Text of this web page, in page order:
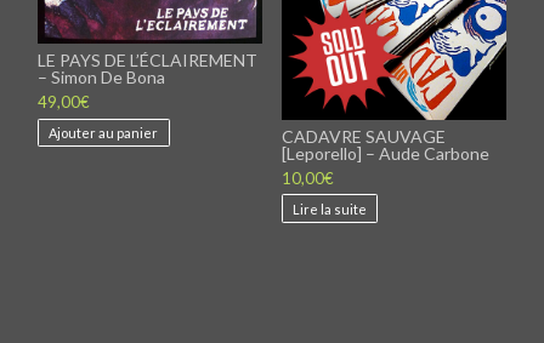
LE PAYS DE L’ÉCLAIREMENT
– Simon De Bona
49,00€
Ajouter au panier
CADAVRE SAUVAGE
[Leporello] – Aude Carbone
10,00€
Lire la suite